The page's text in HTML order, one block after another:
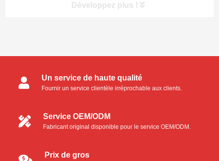
Développez plus !
Catégories de produits
Écouvillons pour salle blanche
Ecouvillons en microfibre
Écouvillons en polyester
Un service de haute qualité
Fournir un service clientèle irréprochable aux clients.
Service OEM/ODM
Fabricant original disponible pour le service OEM/ODM.
Prix de gros